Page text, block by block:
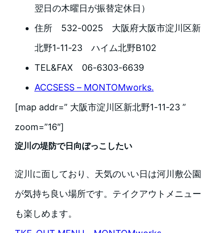
翌日の木曜日が振替定休日）
住所 532-0025 大阪府大阪市淀川区新
北野1-11-23 ハイム北野B102
TEL&FAX 06-6303-6639
ACCSESS – MONTOMworks.
[map addr=” 大阪市淀川区新北野1-11-23 ”
zoom=”16″]
淀川の堤防で日向ぼっこしたい
淀川に面しており、天気のいい日は河川敷公園
が気持ち良い場所です。テイクアウトメニュー
も楽しめます。